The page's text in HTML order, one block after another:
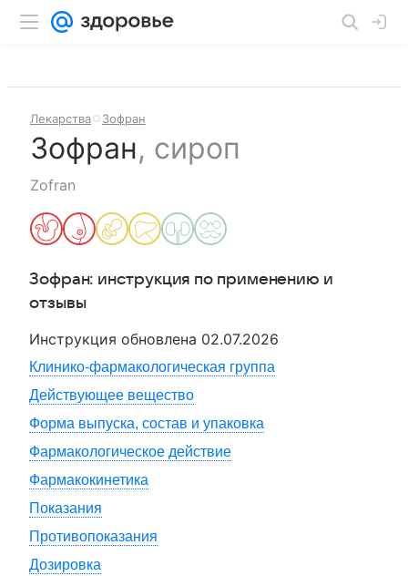
Лекарства Зофран
Зофран, сироп
Zofran
Зофран: инструкция по применению и
отзывы
Инструкция обновлена 02.07.2026
Клинико-фармакологическая группа
Действующее вещество
Форма выпуска, состав и упаковка
Фармакологическое действие
Фармакокинетика
Показания
Противопоказания
Дозировка